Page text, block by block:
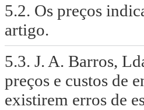
5.2. Os preços
artigo.
5.3. J. A. Barros,
preços e custos de
existirem erros de